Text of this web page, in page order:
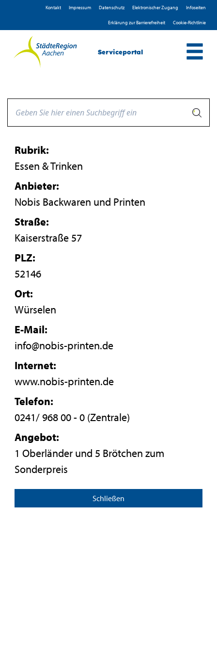
Zum Hauptinhalt springen
Zum Hauptinhalt
Kontakt Impressum D­atenschutz Elektronischer Zugang Infoseiten
Erklärung zur Barrierefreiheit Cookie-Richtlinie
Serviceportal
Rubrik:
Essen & Trinken
Anbieter:
Nobis Backwaren und Printen
Straße:
Kaiserstraße 57
PLZ:
52146
Ort:
Würselen
E-Mail:
info@nobis-printen.de
Internet:
www.nobis-printen.de
Telefon:
0241/ 968 00 - 0 (Zentrale)
Angebot:
1 Oberländer und 5 Brötchen zum
Sonderpreis
Schließen